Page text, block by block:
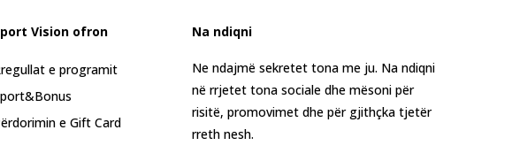
Vision ofron
e programit
e Gift Card
Na ndiqni
Ne ndajmë sekretet tona me ju. Na ndiqni
në rrjetet tona sociale dhe mësoni për
risitë, promovimet dhe për gjithçka tjetër
rreth nesh.